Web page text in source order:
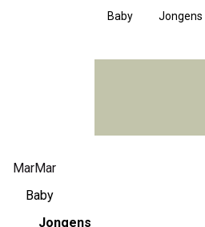
Baby Jongens
Jongens
Lancelot
4
Kids
MarMar
Baby
Jongens